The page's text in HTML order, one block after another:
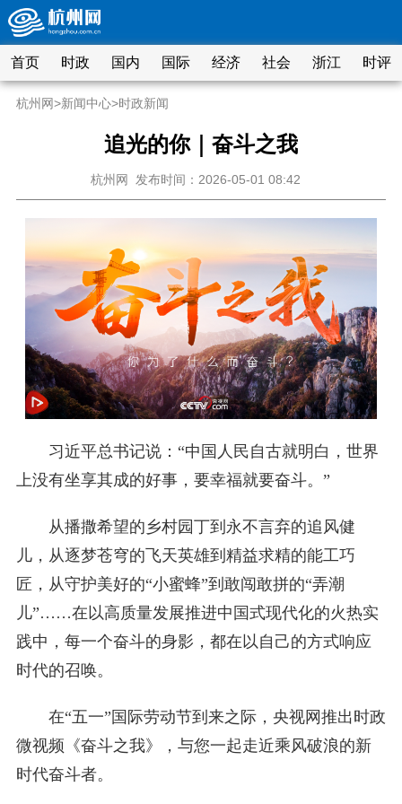
首页 时政 国内 国际 经济 社会 浙江 时评
杭州网>新闻中心>时政新闻
追光的你｜奋斗之我
杭州网 发布时间：2026-05-01 08:42
习近平总书记说：“中国人民自古就明白，世界
上没有坐享其成的好事，要幸福就要奋斗。”
从播撒希望的乡村园丁到永不言弃的追风健
儿，从逐梦苍穹的飞天英雄到精益求精的能工巧
匠，从守护美好的“小蜜蜂”到敢闯敢拼的“弄潮
儿”……在以高质量发展推进中国式现代化的火热实
践中，每一个奋斗的身影，都在以自己的方式响应
时代的召唤。
在“五一”国际劳动节到来之际，央视网推出时政
微视频《奋斗之我》，与您一起走近乘风破浪的新
时代奋斗者。